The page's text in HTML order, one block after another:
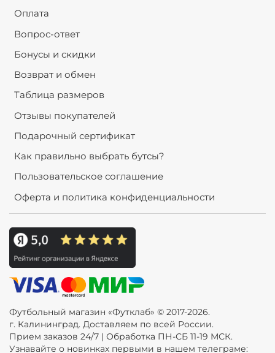
Оплата
Вопрос-ответ
Бонусы и скидки
Возврат и обмен
Таблица размеров
Отзывы покупателей
Подарочный сертификат
Как правильно выбрать бутсы?
Пользовательское соглашение
Оферта и политика конфиденциальности
Футбольный магазин «Футклаб» © 2017-2026.
г. Калининград. Доставляем по всей России.
Прием заказов 24/7 | Обработка ПН-СБ 11-19 МСК.
Узнавайте о новинках первыми в нашем телеграме: